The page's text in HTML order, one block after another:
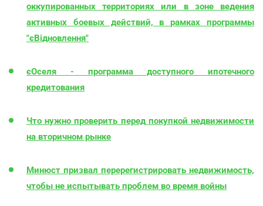
оккупированных территориях или в зоне ведения
активных боевых действий, в рамках программы
"єВідновлення"
єОселя - программа доступного ипотечного
кредитования
Что нужно проверить перед покупкой недвижимости
на вторичном рынке
Минюст призвал перерегистрировать недвижимость,
чтобы не испытывать проблем во время войны